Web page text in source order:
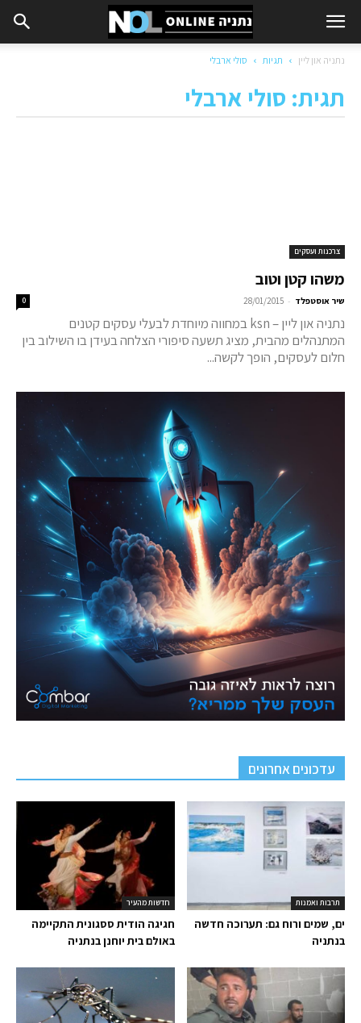
נתניה און ליין תגיות סולי ארבלי
תגית: סולי ארבלי
צרכנות ועסקים
משהו קטן וטוב
שיר אוסטפלד -
28/01/2015
0
נתניה און ליין – ksn במחווה מיוחדת לבעלי עסקים קטנים
המתנהלים מהבית, מציג תשעה סיפורי הצלחה בעידן בו השילוב בין
חלום לעסקים, הופך לקשה...
עדכונים אחרונים
חדשות מהעיר
חגיגה הודית ססגונית התקיימה
באולם בית יוחנן בנתניה
תרבות ואמנות
ים, שמים ורוח גם: תערוכה חדשה
בנתניה